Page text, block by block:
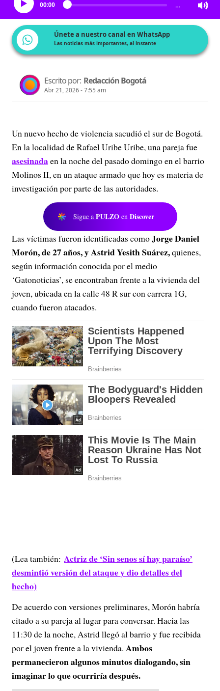
00:00 …
Únete a nuestro canal en WhatsApp
Las noticias más importantes, al instante
Escrito por: Redacción Bogotá
Abr 21, 2026 - 7:55 am
Un nuevo hecho de violencia sacudió el sur de Bogotá.
En la localidad de Rafael Uribe Uribe, una pareja fue
asesinadaen la noche del pasado domingo en el barrio
Molinos II, en un ataque armado que hoy es materia de
investigación por parte de las autoridades.
Sigue a PULZO en Discover
Las víctimas fueron identificadas comoJorge Daniel
Morón, de 27 años, y Astrid Yesith Suárez,quienes,
según información conocida por el medio
‘Gatonoticias’, se encontraban frente a la vivienda del
joven, ubicada en la calle 48 R sur con carrera 1G,
cuando fueron atacados.
(Lea también: Actriz de ‘Sin senos sí hay paraíso’
desmintió versión del ataque y dio detalles del
hecho)
De acuerdo con versiones preliminares, Morón habría
citado a su pareja al lugar para conversar. Hacia las
11:30 de la noche, Astrid llegó al barrio y fue recibida
por el joven frente a la vivienda. Ambos
permanecieron algunos minutos dialogando, sin
imaginar lo que ocurriría después.